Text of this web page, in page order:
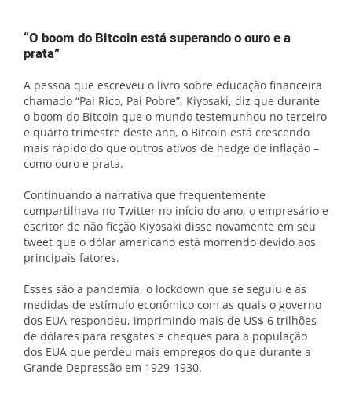
“O boom do Bitcoin está superando o ouro e a
prata”
A pessoa que escreveu o livro sobre educação financeira
chamado “Pai Rico, Pai Pobre”, Kiyosaki, diz que durante
o boom do Bitcoin que o mundo testemunhou no terceiro
e quarto trimestre deste ano, o Bitcoin está crescendo
mais rápido do que outros ativos de hedge de inflação –
como ouro e prata.
Continuando a narrativa que frequentemente
compartilhava no Twitter no início do ano, o empresário e
escritor de não ficção Kiyosaki disse novamente em seu
tweet que o dólar americano está morrendo devido aos
principais fatores.
Esses são a pandemia, o lockdown que se seguiu e as
medidas de estímulo econômico com as quais o governo
dos EUA respondeu, imprimindo mais de US$ 6 trilhões
de dólares para resgates e cheques para a população
dos EUA que perdeu mais empregos do que durante a
Grande Depressão em 1929-1930.